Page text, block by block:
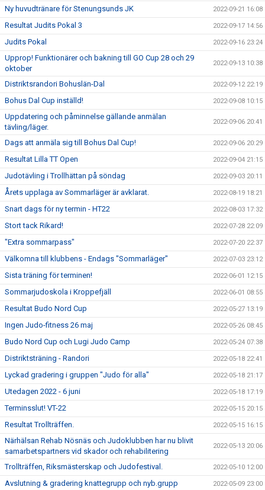
Ny huvudtränare för Stenungsunds JK 2022-09-21 16:08
Resultat Judits Pokal 3 2022-09-17 14:56
Judits Pokal 2022-09-16 23:24
Upprop! Funktionärer och bakning till GO Cup 28 och 29
oktober
2022-09-13 10:38
Distriktsrandori Bohuslän-Dal 2022-09-12 22:19
Bohus Dal Cup inställd! 2022-09-08 10:15
Uppdatering och påminnelse gällande anmälan
tävling/läger.
2022-09-06 20:41
Dags att anmäla sig till Bohus Dal Cup! 2022-09-06 20:29
Resultat Lilla TT Open 2022-09-04 21:15
Judotävling i Trollhättan på söndag 2022-09-03 20:11
Årets upplaga av Sommarläger är avklarat. 2022-08-19 18:21
Snart dags för ny termin - HT22 2022-08-03 17:32
Stort tack Rikard! 2022-07-28 22:09
"Extra sommarpass" 2022-07-20 22:37
Välkomna till klubbens - Endags "Sommarläger" 2022-07-03 23:12
Sista träning för terminen! 2022-06-01 12:15
Sommarjudoskola i Kroppefjäll 2022-06-01 08:55
Resultat Budo Nord Cup 2022-05-27 13:19
Ingen Judo-fitness 26 maj 2022-05-26 08:45
Budo Nord Cup och Lugi Judo Camp 2022-05-24 07:38
Distriktsträning - Randori 2022-05-18 22:41
Lyckad gradering i gruppen "Judo för alla" 2022-05-18 21:17
Utedagen 2022 - 6 juni 2022-05-18 17:19
Terminsslut! VT-22 2022-05-15 20:15
Resultat Trollträffen. 2022-05-15 16:15
Närhälsan Rehab Nösnäs och Judoklubben har nu blivit
samarbetspartners vid skador och rehabilitering
2022-05-13 20:06
Trollträffen, Riksmästerskap och Judofestival. 2022-05-10 12:00
Avslutning & gradering knattegrupp och nyb.grupp 2022-05-09 23:00